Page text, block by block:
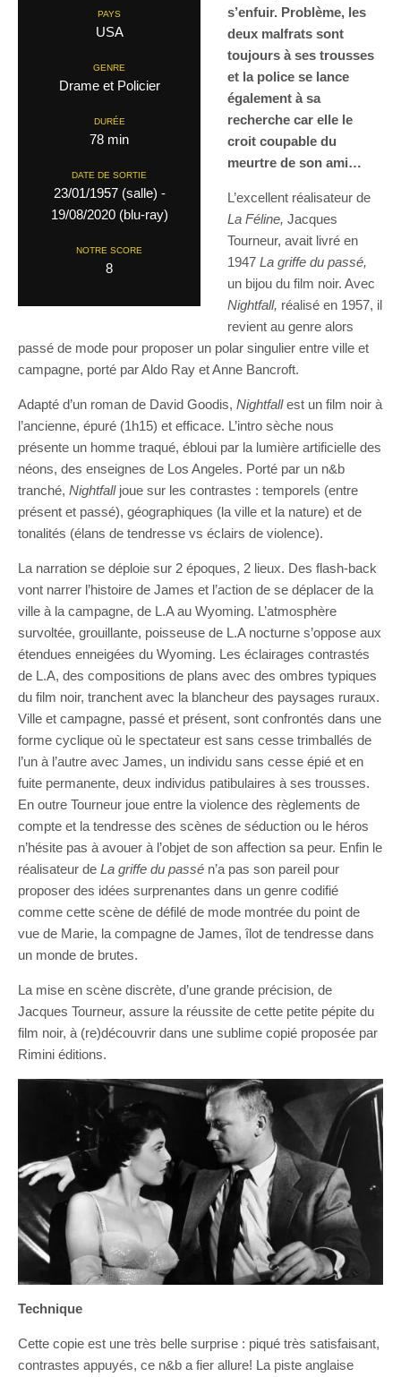
PAYS
USA
GENRE
Drame et Policier
DURÉE
78 min
DATE DE SORTIE
23/01/1957 (salle) -
19/08/2020 (blu-ray)
NOTRE SCORE
8
s’enfuir. Problème, les
deux malfrats sont
toujours à ses trousses
et la police se lance
également à sa
recherche car elle le
croit coupable du
meurtre de son ami…
L’excellent réalisateur de
La Féline, Jacques
Tourneur, avait livré en
1947 La griffe du passé,
un bijou du film noir. Avec
Nightfall, réalisé en 1957, il
revient au genre alors
passé de mode pour proposer un polar singulier entre ville et
campagne, porté par Aldo Ray et Anne Bancroft.
Adapté d’un roman de David Goodis, Nightfallest un film noir à
l’ancienne, épuré (1h15) et efficace. L’intro sèche nous
présente un homme traqué, ébloui par la lumière artificielle des
néons, des enseignes de Los Angeles. Porté par un n&b
tranché, Nightfalljoue sur les contrastes : temporels (entre
présent et passé), géographiques (la ville et la nature) et de
tonalités (élans de tendresse vs éclairs de violence).
La narration se déploie sur 2 époques, 2 lieux. Des flash-back
vont narrer l’histoire de James et l’action de se déplacer de la
ville à la campagne, de L.A au Wyoming. L’atmosphère
survoltée, grouillante, poisseuse de L.A nocturne s’oppose aux
étendues enneigées du Wyoming. Les éclairages contrastés
de L.A, des compositions de plans avec des ombres typiques
du film noir, tranchent avec la blancheur des paysages ruraux.
Ville et campagne, passé et présent, sont confrontés dans une
forme cyclique où le spectateur est sans cesse trimballés de
l’un à l’autre avec James, un individu sans cesse épié et en
fuite permanente, deux individus patibulaires à ses trousses.
En outre Tourneur joue entre la violence des règlements de
compte et la tendresse des scènes de séduction ou le héros
n’hésite pas à avouer à l’objet de son affection sa peur. Enfin le
réalisateur de La griffe du passé n’a pas son pareil pour
proposer des idées surprenantes dans un genre codifié
comme cette scène de défilé de mode montrée du point de
vue de Marie, la compagne de James, îlot de tendresse dans
un monde de brutes.
La mise en scène discrète, d’une grande précision, de
Jacques Tourneur, assure la réussite de cette petite pépite du
film noir, à (re)découvrir dans une sublime copié proposée par
Rimini éditions.
Technique
Cette copie est une très belle surprise : piqué très satisfaisant,
contrastes appuyés, ce n&b a fier allure! La piste anglaise